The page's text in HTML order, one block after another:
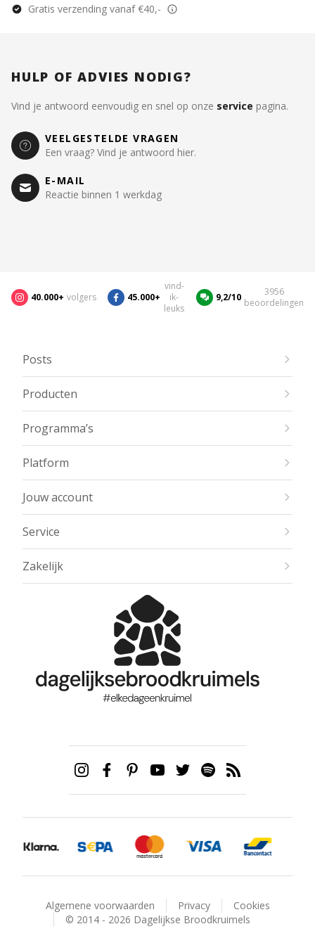
Gratis verzending vanaf €40,-
HULP OF ADVIES NODIG?
Vind je antwoord eenvoudig en snel op onze service pagina.
VEELGESTELDE VRAGEN
Een vraag? Vind je antwoord hier.
E-MAIL
Reactie binnen 1 werkdag
40.000+ volgers 45.000+
vind-
ik-
leuks
9,2/10
3956
beoordelingen
Posts
Producten
Programma’s
Platform
Jouw account
Service
Zakelijk
Algemene voorwaarden Privacy
Cookies
© 2014 - 2026 Dagelijkse Broodkruimels